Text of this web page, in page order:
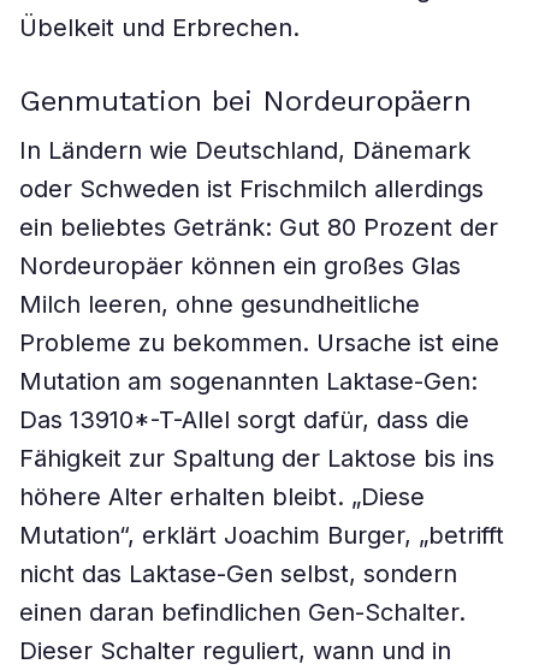
Übelkeit und Erbrechen.
Genmutation bei Nordeuropäern
In Ländern wie Deutschland, Dänemark
oder Schweden ist Frischmilch allerdings
ein beliebtes Getränk: Gut 80 Prozent der
Nordeuropäer können ein großes Glas
Milch leeren, ohne gesundheitliche
Probleme zu bekommen. Ursache ist eine
Mutation am sogenannten Laktase-Gen:
Das 13910*-T-Allel sorgt dafür, dass die
Fähigkeit zur Spaltung der Laktose bis ins
höhere Alter erhalten bleibt. „Diese
Mutation“, erklärt Joachim Burger, „betrifft
nicht das Laktase-Gen selbst, sondern
einen daran befindlichen Gen-Schalter.
Dieser Schalter reguliert, wann und in